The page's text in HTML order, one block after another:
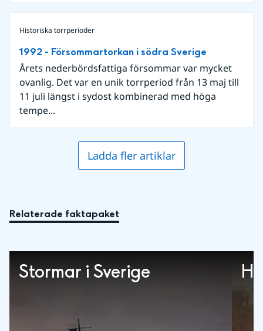
Historiska torrperioder
1992 - Försommartorkan i södra Sverige
Årets nederbördsfattiga försommar var mycket
ovanlig. Det var en unik torrperiod från 13 maj till
11 juli längst i sydost kombinerad med höga
tempe...
Ladda fler artiklar
Relaterade faktapaket
Stormar i Sverige